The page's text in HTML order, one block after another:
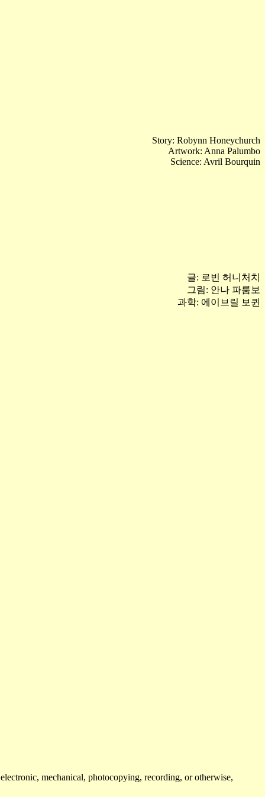
Story: Robynn Honeychurch
Artwork: Anna Palumbo
Science: Avril Bourquin
글: 로빈 허니처치
그림: 안나 파룸보
과학: 에이브릴 보퀸
mechanical, photocopying, recording, or otherwise,